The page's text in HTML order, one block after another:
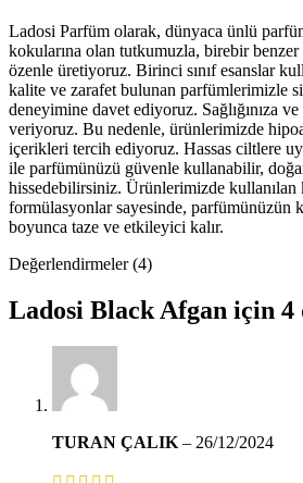
Ladosi Parfüm olarak, dünyaca ünlü
kokularına olan tutkumuzla, birebir
özenle üretiyoruz. Birinci sınıf esanslar
kalite ve zarafet bulunan parfümlerimizle
deneyimine davet ediyoruz. Sağlığınıza
veriyoruz. Bu nedenle, ürünlerimizde
içerikleri tercih ediyoruz. Hassas ciltlere
ile parfümünüzü güvenle kullanabilir,
hissedebilirsiniz. Ürünlerimizde kullanılan
formülasyonlar sayesinde, parfümünüzün
boyunca taze ve etkileyici kalır.
Değerlendirmeler (4)
Ladosi Black Afgan için 4
TURAN ÇALIK– 26/12/2024